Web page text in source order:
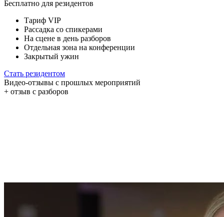
Бесплатно для резидентов
Тариф VIP
Рассадка со спикерами
На сцене в день разборов
Отдельная зона на конференции
Закрытый ужин
Стать резидентом
Видео-отзывы с прошлых мероприятий
+ отзыв с разборов